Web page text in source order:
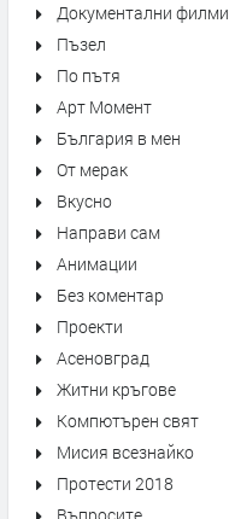
Документални филми
Пъзел
По пътя
Арт Момент
България в мен
От мерак
Вкусно
Направи сам
Анимации
Без коментар
Проекти
Асеновград
Житни кръгове
Компютърен свят
Мисия всезнайко
Протести 2018